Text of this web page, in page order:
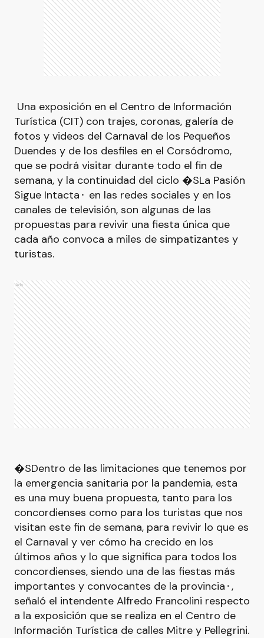
Una exposición en el Centro de Información
Turística (CIT) con trajes, coronas, galería de
fotos y videos del Carnaval de los Pequeños
Duendes y de los desfiles en el Corsódromo,
que se podrá visitar durante todo el fin de
semana, y la continuidad del ciclo �SLa Pasión
Sigue Intacta⬝ en las redes sociales y en los
canales de televisión, son algunas de las
propuestas para revivir una fiesta única que
cada año convoca a miles de simpatizantes y
turistas.
Ads
�SDentro de las limitaciones que tenemos por
la emergencia sanitaria por la pandemia, esta
es una muy buena propuesta, tanto para los
concordienses como para los turistas que nos
visitan este fin de semana, para revivir lo que es
el Carnaval y ver cómo ha crecido en los
últimos años y lo que significa para todos los
concordienses, siendo una de las fiestas más
importantes y convocantes de la provincia⬝,
señaló el intendente Alfredo Francolini respecto
a la exposición que se realiza en el Centro de
Información Turística de calles Mitre y Pellegrini.